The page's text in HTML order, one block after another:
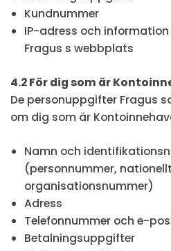
Kundnummer
IP-adress och
Fragus s webbplats
4.2 För dig som är
De personuppgifter Fragus
om dig som är
Namn och
(personnummer,
organisationsnummer)
Adress
Telefonnummer och e-
Betalningsuppgifter